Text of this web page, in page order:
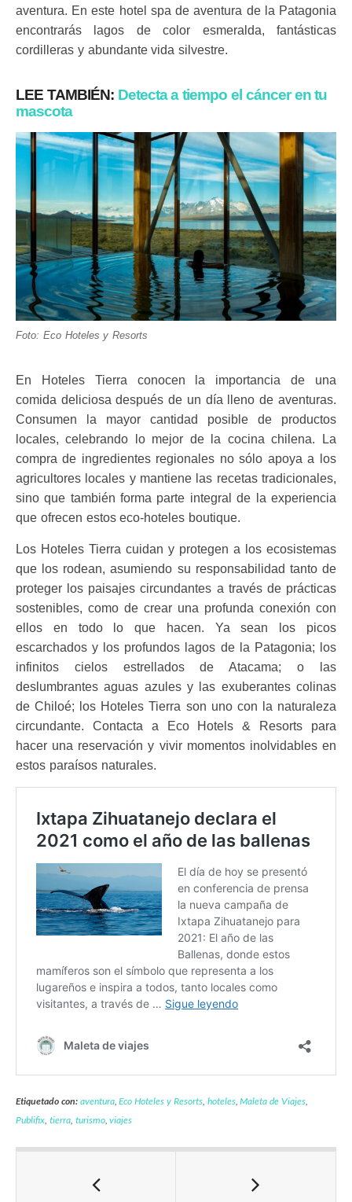
aventura. En este hotel spa de aventura de la Patagonia
encontrarás lagos de color esmeralda, fantásticas
cordilleras y abundante vida silvestre.
LEE TAMBIÉN: Detecta a tiempo el cáncer en tu
mascota
Foto: Eco Hoteles y Resorts
En Hoteles Tierra conocen la importancia de una
comida deliciosa después de un día lleno de aventuras.
Consumen la mayor cantidad posible de productos
locales, celebrando lo mejor de la cocina chilena. La
compra de ingredientes regionales no sólo apoya a los
agricultores locales y mantiene las recetas tradicionales,
sino que también forma parte integral de la experiencia
que ofrecen estos eco-hoteles boutique.
Los Hoteles Tierra cuidan y protegen a los ecosistemas
que los rodean, asumiendo su responsabilidad tanto de
proteger los paisajes circundantes a través de prácticas
sostenibles, como de crear una profunda conexión con
ellos en todo lo que hacen. Ya sean los picos
escarchados y los profundos lagos de la Patagonia; los
infinitos cielos estrellados de Atacama; o las
deslumbrantes aguas azules y las exuberantes colinas
de Chiloé; los Hoteles Tierra son uno con la naturaleza
circundante. Contacta a Eco Hotels & Resorts para
hacer una reservación y vivir momentos inolvidables en
estos paraísos naturales.
Etiquetado con: aventura,Eco Hoteles y Resorts, hoteles,Maleta de Viajes
Publifix tierra, turismo,viajes